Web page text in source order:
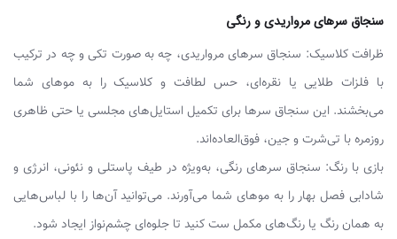
سنجاق سرهای مرواریدی و رنگی
ظرافت کلاسیک: سنجاق سرهای مرواریدی، چه به صورت تکی و چه در ترکیب
با فلزات طلایی یا نقره‌ای، حس لطافت و کلاسیک را به موهای شما
می‌بخشند. این سنجاق سرها برای تکمیل استایل‌های مجلسی یا حتی ظاهری
روزمره با تی‌شرت و جین، فوق‌العاده‌اند.
بازی با رنگ: سنجاق سرهای رنگی، به‌ویژه در طیف پاستلی و نئونی، انرژی و
شادابی فصل بهار را به موهای شما می‌آورند. می‌توانید آن‌ها را با لباس‌هایی
به همان رنگ یا رنگ‌های مکمل ست کنید تا جلوه‌ای چشم‌نواز ایجاد شود.